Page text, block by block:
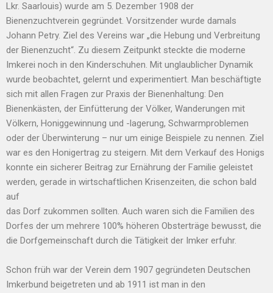
Lkr. Saarlouis) wurde am 5. Dezember 1908 der
Bienenzuchtverein gegründet. Vorsitzender wurde damals
Johann Petry. Ziel des Vereins war „die Hebung und Verbreitung
der Bienenzucht“. Zu diesem Zeitpunkt steckte die moderne
Imkerei noch in den Kinderschuhen. Mit unglaublicher Dynamik
wurde beobachtet, gelernt und experimentiert. Man beschäftigte
sich mit allen Fragen zur Praxis der Bienenhaltung: Den
Bienenkästen, der Einfütterung der Völker, Wanderungen mit
Völkern, Honiggewinnung und -lagerung, Schwarmproblemen
oder der Überwinterung – nur um einige Beispiele zu nennen. Ziel
war es den Honigertrag zu steigern. Mit dem Verkauf des Honigs
konnte ein sicherer Beitrag zur Ernährung der Familie geleistet
werden, gerade in wirtschaftlichen Krisenzeiten, die schon bald
auf
das Dorf zukommen sollten. Auch waren sich die Familien des
Dorfes der um mehrere 100% höheren Obsterträge bewusst, die
die Dorfgemeinschaft durch die Tätigkeit der Imker erfuhr.
Schon früh war der Verein dem 1907 gegründeten Deutschen
Imkerbund beigetreten und ab 1911 ist man in den